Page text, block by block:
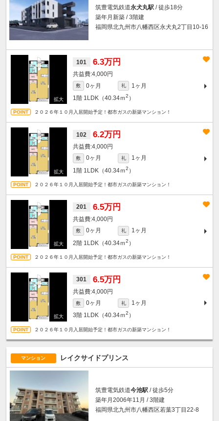
筑豊電気鉄道永犬丸駅 / 徒歩18分
築年月新築 / 3階建
福岡県北九州市八幡西区永犬丸2丁目10-16
101 6.3万円
4,000円
敷 0ヶ月 礼
1ヶ月
1階 1LDK（40.34ｍ2 ）
２０２６年１０月入居開始予定！都市ガスの新築マンション！
102 6.2万円
4,000円
敷 0ヶ月 礼
1ヶ月
1階 1LDK（40.34ｍ2 ）
２０２６年１０月入居開始予定！都市ガスの新築マンション！
201 6.5万円
4,000円
敷 0ヶ月 礼
1ヶ月
2階 1LDK（40.34ｍ2 ）
２０２６年１０月入居開始予定！都市ガスの新築マンション！
301 6.5万円
4,000円
敷 0ヶ月 礼
1ヶ月
3階 1LDK（40.34ｍ2 ）
２０２６年１０月入居開始予定！都市ガスの新築マンション！
マンション レイクサイドプリンス
筑豊電気鉄道今池駅 / 徒歩5分
築年月2006年11月 / 3階建
福岡県北九州市八幡西区若葉3丁目22-8